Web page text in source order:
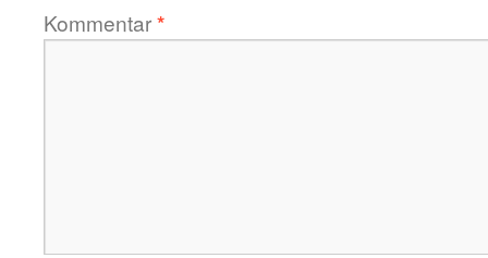
Kommentar*